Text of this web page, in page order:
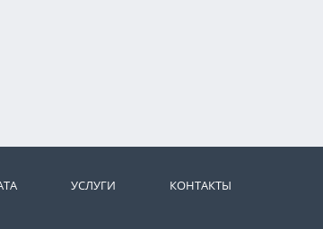
УСЛУГИ КОНТАКТЫ